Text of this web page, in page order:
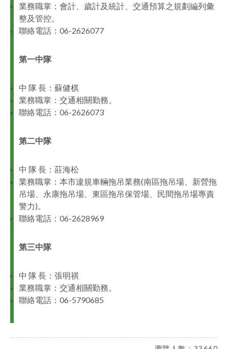
業務職掌：會計、歲計及統計、交通預算之規劃編列彙
整及管控。
聯絡電話：06-2626077
第一中隊
中 隊 長：蘇健棋
業務職掌：交通相關勤務。
聯絡電話：06-2626073
第二中隊
中 隊 長：莊海松
業務職掌：本市違規車輛拖吊業務(南區拖吊場、新營拖
吊場、永康拖吊場、東區拖吊保管場、民間拖吊場專責
警力)。
聯絡電話：06-2628969
第三中隊
中 隊 長：張明祺
業務職掌：交通相關勤務。
聯絡電話：06-5790685